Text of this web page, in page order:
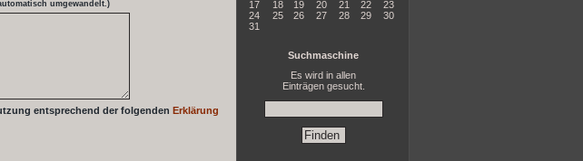
umgewandelt.)
entsprechend der folgenden Erklärung
17
18 19 20 21 22
23
24
25 26 27 28 29
30
31
Suchmaschine
Es wird in allen
Einträgen gesucht.